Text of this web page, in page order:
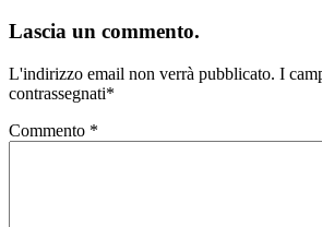
Lascia un commento.
L'indirizzo email non verrà pubblicato. I
contrassegnati*
Commento *